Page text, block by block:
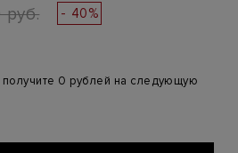
руб. - 40%
0 рублей на следующую